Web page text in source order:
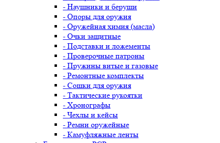
- Наушники и беруши
- Опоры для оружия
- Оружейная химия (масла)
- Очки защитные
- Подставки и ложементы
- Проверочные патроны
- Пружины витые и газовые
- Ремонтные комплекты
- Сошки для оружия
- Тактические рукоятки
- Хронографы
- Чехлы и кейсы
- Ремни оружейные
- Камуфляжные ленты